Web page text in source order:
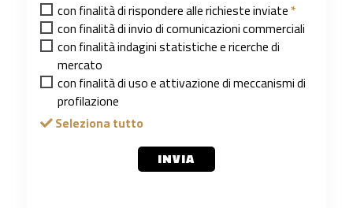
con finalità di rispondere alle richieste inviate*
con finalità di invio di comunicazioni commerciali
con finalità indagini statistiche e ricerche di
mercato
con finalità di uso e attivazione di meccanismi di
profilazione
Seleziona tutto
INVIA